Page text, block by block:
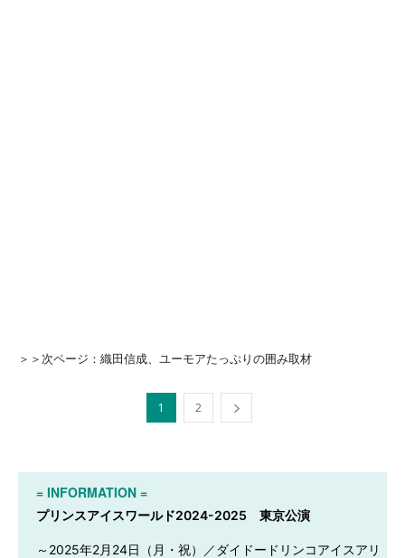
＞＞次ページ：織田信成、ユーモアたっぷりの囲み取材
1 2
= INFORMATION =
プリンスアイスワールド2024-2025 東京公演
～2025年2月24日（月・祝）／ダイドードリンコアイスアリ